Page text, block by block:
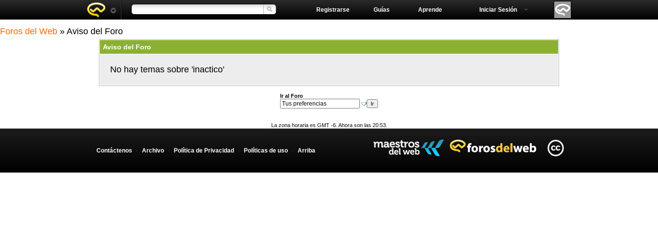
Aprende
Guías
Registrarse Iniciar Sesión
Foros del Web » Aviso del Foro
Aviso del Foro
No hay temas sobre 'inactico'
Ir al Foro
La zona horaria es GMT -6. Ahora son las 20:53.
Contáctenos - Archivo - Política de Privacidad - Políticas de uso - Arriba